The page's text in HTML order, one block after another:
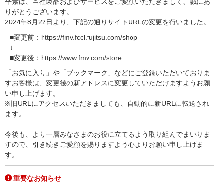
平素は、当社製品およびサービスをご愛顧いただきまして、誠にあ
りがとうございます。
2024年8月22日より、下記の通りサイトURLの変更を行いました。
■変更前：https://fmv.fccl.fujitsu.com/shop
↓
■変更後：https://www.fmv.com/store
「お気に入り」や「ブックマーク」などにご登録いただいておりま
すお客様は、変更後の新アドレスに変更していただけますようお願
い申し上げます。
※旧URLにアクセスいただきましても、自動的に新URLに転送され
ます。
今後も、より一層みなさまのお役に立てるよう取り組んでまいりま
すので、引き続きご愛顧を賜りますよう心よりお願い申し上げま
す。
重要なお知らせ